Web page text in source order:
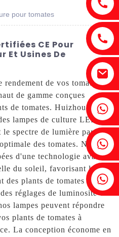
18607525299
18607522355
+86 18818667168
pour tomates
CE Pour
Et Usines De
de vos tomates
de gamme conçues
de tomates. Huizhou Risen
lampes de culture LED de
spectre de lumière parfait
des tomates. Nos
d'une technologie avancée
du soleil, favorisant la
des plants de tomates plus
réglages de luminosité et
lampes peuvent répondre
plants de tomates à
La conception économe en